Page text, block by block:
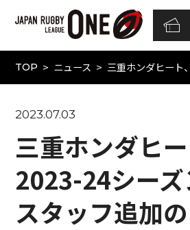
TOP ニュース 三重ホンダヒート
2023.07.03
三重ホンダヒー
2023-24シー
スタッフ追加